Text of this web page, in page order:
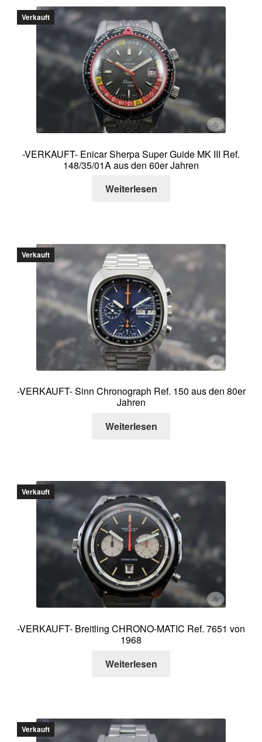
Verkauft
-VERKAUFT- Enicar Sherpa Super Guide MK III Ref.
148/35/01A aus den 60er Jahren
Weiterlesen
Verkauft
-VERKAUFT- Sinn Chronograph Ref. 150 aus den 80er
Jahren
Weiterlesen
Verkauft
-VERKAUFT- Breitling CHRONO-MATIC Ref. 7651 von
1968
Weiterlesen
Verkauft